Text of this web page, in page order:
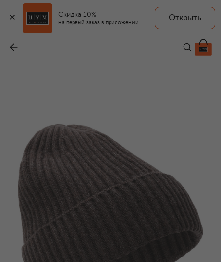
Скидка 10%
на первый заказ в приложении
Открыть
57 100 ₽